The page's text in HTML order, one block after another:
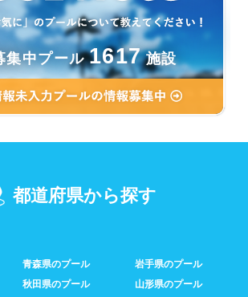
集中プール 1617 施設
都道府県から探す
青森県のプール
岩手県のプール
秋田県のプール
山形県のプール